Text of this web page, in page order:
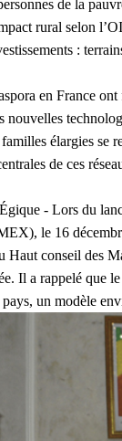
de la
rural selon
:
en France
nouvelles
élargies se
de ces
- Lors du
le 16
Haut conseil des
Il a rappelé que
un modèle